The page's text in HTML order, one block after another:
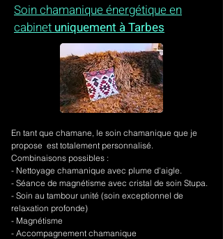
Soin chamanique énergétique en
cabinet uniquement à Tarbes
En tant que chamane, le soin chamanique que je
propose est totalement personnalisé.
Combinaisons possibles :
- Nettoyage chamanique avec plume d'aigle.
- Séance de magnétisme avec cristal de soin Stupa.
- Soin au tambour unité (soin exceptionnel de
relaxation profonde)
- Magnétisme
- Accompagnement chamanique